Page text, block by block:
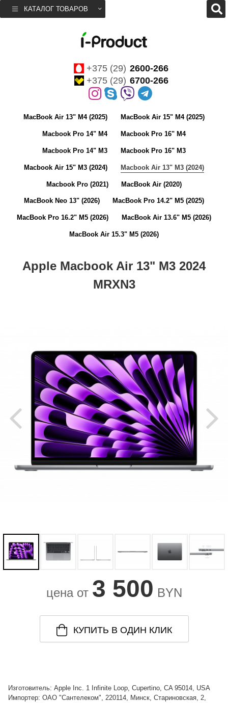
КАТАЛОГ ТОВАРОВ
+375 (29) 2600-266
+375 (29) 6700-266
MacBook Air 13" M4 (2025) MacBook Air 15" M4 (2025)
Macbook Pro 14" M4 Macbook Pro 16" M4
Macbook Pro 14" M3 Macbook Pro 16" M3
Macbook Air 15" M3 (2024) Macbook Air 13" M3 (2024)
Macbook Pro (2021) MacBook Air (2020)
MacBook Neo 13" (2026) MacBook Pro 14.2" M5 (2025)
MacBook Pro 16.2" M5 (2026) MacBook Air 13.6" M5 (2026)
MacBook Air 15.3" M5 (2026)
Apple Macbook Air 13" M3 2024
MRXN3
цена от 3 500 BYN
КУПИТЬ В ОДИН КЛИК
Изготовитель: Apple Inc. 1 Infinite Loop, Cupertino, CA 95014, USA
Импортер: ОАО "Сантелеком", 220114, Минск, Стариновская, 2,